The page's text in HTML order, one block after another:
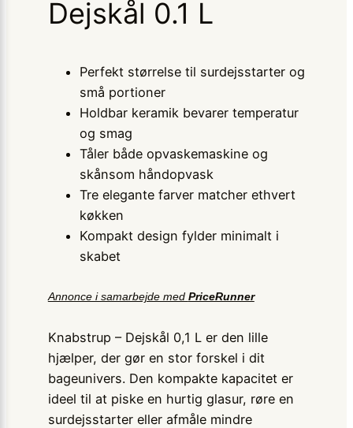
Dejskål 0.1 L
Perfekt størrelse til surdejsstarter og
små portioner
Holdbar keramik bevarer temperatur
og smag
Tåler både opvaskemaskine og
skånsom håndopvask
Tre elegante farver matcher ethvert
køkken
Kompakt design fylder minimalt i
skabet
Annonce i samarbejde med PriceRunner
Knabstrup – Dejskål 0,1 L er den lille
hjælper, der gør en stor forskel i dit
bageunivers. Den kompakte kapacitet er
ideel til at piske en hurtig glasur, røre en
surdejsstarter eller afmåle mindre